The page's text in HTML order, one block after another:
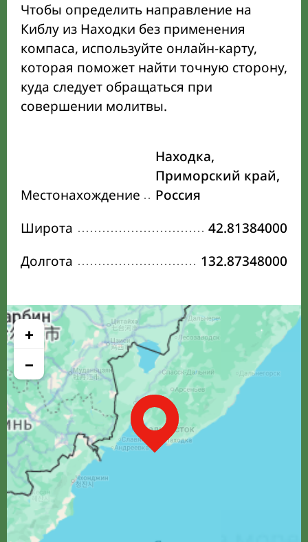
Чтобы определить направление на
Киблу из Находки без применения
компаса, используйте онлайн-карту,
которая поможет найти точную сторону,
куда следует обращаться при
совершении молитвы.
Местонахождение
Находка,
Приморский край,
Россия
Широта
42.81384000
Долгота
132.87348000
+
−